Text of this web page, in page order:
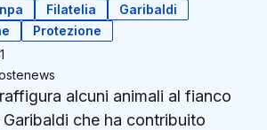
Filatelia
Garibaldi
Protezione
alcuni animali al fianco
che ha contribuito